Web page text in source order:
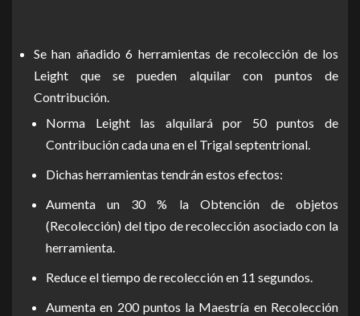
Se han añadido 6 herramientas de recolección de los
Leight que se pueden alquilar con puntos de
Contribución.
Norma Leight las alquilará por 50 puntos de
Contribución cada una en el Trigal septentrional.
Dichas herramientas tendrán estos efectos:
Aumenta un 30 % la Obtención de objetos
(Recolección) del tipo de recolección asociado con la
herramienta.
Reduce el tiempo de recolección en 11 segundos.
Aumenta en 200 puntos la Maestría en Recolección